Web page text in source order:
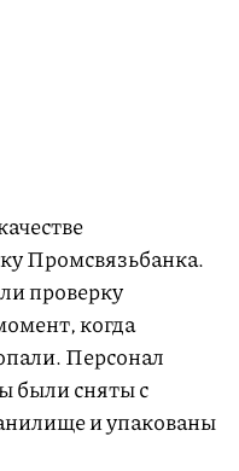
Промсвязьбанка.
проверку
когда
Персонал
были сняты с
и упакованы